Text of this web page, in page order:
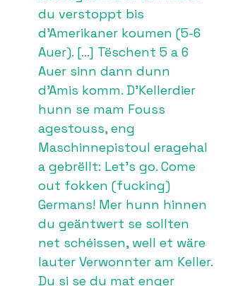
du verstoppt bis
d’Amerikaner koumen (5-6
Auer). […] Tëschent 5 a 6
Auer sinn dann dunn
d’Amis komm. D’Kellerdier
hunn se mam Fouss
agestouss, eng
Maschinnepistoul eragehal
a gebrëllt: Let’s go. Come
out fokken (fucking)
Germans! Mer hunn hinnen
du geäntwert se sollten
net schéissen, well et wäre
lauter Verwonnter am Keller.
Du si se du mat enger